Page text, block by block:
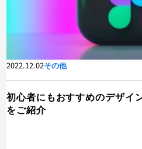
2022.12.02その他
初心者にもおすすめのデザイ
をご紹介